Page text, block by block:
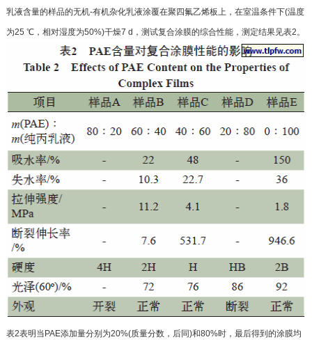
乳液含量的样品的无机-有机杂化乳液涂覆在聚四氟乙烯板上，在室温条件下(温度
为25 ℃，相对湿度为50%)干燥7 d，测试复合涂膜的综合性能，测定结果见表2。
表2表明当PAE添加量分别为20%(质量分数，后同)和80%时，最后得到的涂膜均